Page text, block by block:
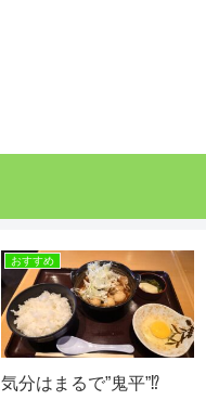
おすすめ
気分はまるで”鬼平”⁉